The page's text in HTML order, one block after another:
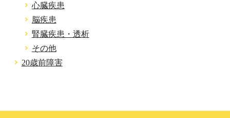
心臓疾患
脳疾患
腎臓疾患・透析
その他
20歳前障害